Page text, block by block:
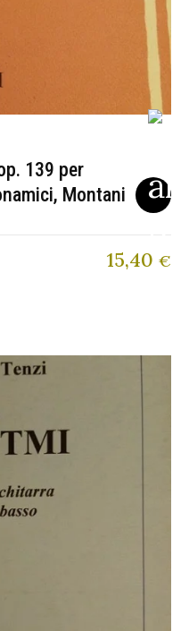
139 per
Montani
15,40 €